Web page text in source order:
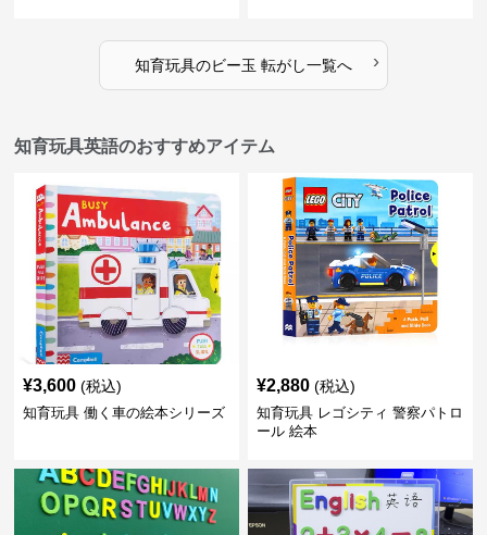
知育玩具のビー玉 転がし一覧へ ›
知育玩具英語のおすすめアイテム
¥3,600 (税込)
知育玩具 働く車の絵本シリーズ
¥2,880 (税込)
知育玩具 レゴシティ 警察パトロ
ール 絵本